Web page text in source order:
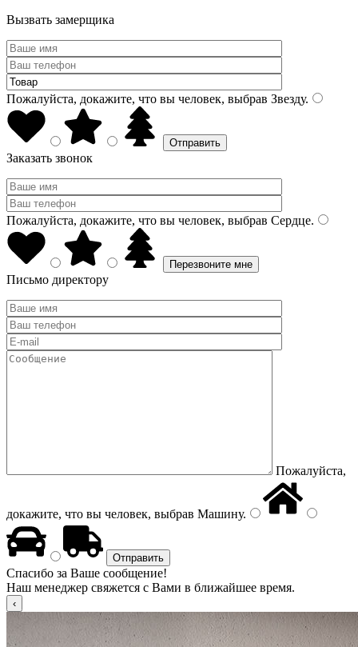
Вызвать замерщика
Пожалуйста, докажите, что вы человек, выбрав Звезду.
Заказать звонок
Пожалуйста, докажите, что вы человек, выбрав Сердце.
Письмо директору
Пожалуйста,
докажите, что вы человек, выбрав Машину.
Спасибо за Ваше сообщение!
Наш менеджер свяжется с Вами в ближайшее время.